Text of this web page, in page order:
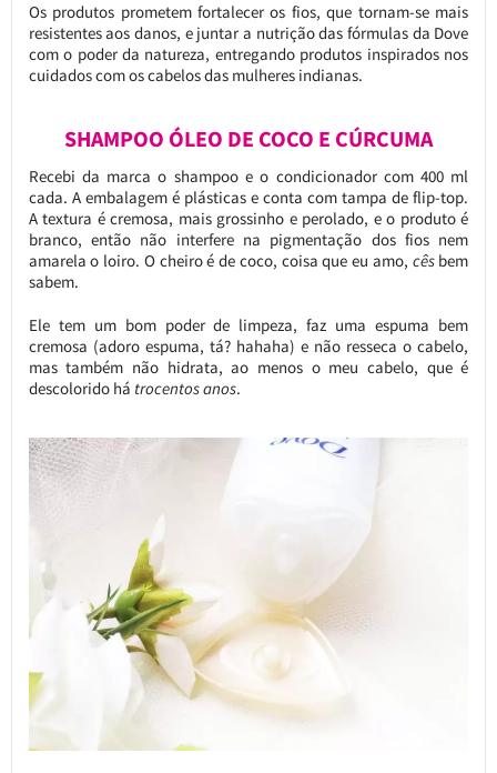
Os produtos prometem fortalecer os fios, que tornam-se mais
resistentes aos danos, e juntar a nutrição das fórmulas da Dove
com o poder da natureza, entregando produtos inspirados nos
cuidados com os cabelos das mulheres indianas.
SHAMPOO ÓLEO DE COCO E CÚRCUMA
Recebi da marca o shampoo e o condicionador com 400 ml
cada. A embalagem é plásticas e conta com tampa de flip-top.
A textura é cremosa, mais grossinho e perolado, e o produto é
branco, então não interfere na pigmentação dos fios nem
amarela o loiro. O cheiro é de coco, coisa que eu amo, cêsbem
sabem.
Ele tem um bom poder de limpeza, faz uma espuma bem
cremosa (adoro espuma, tá? hahaha) e não resseca o cabelo,
mas também não hidrata, ao menos o meu cabelo, que é
descolorido há trocentos anos.